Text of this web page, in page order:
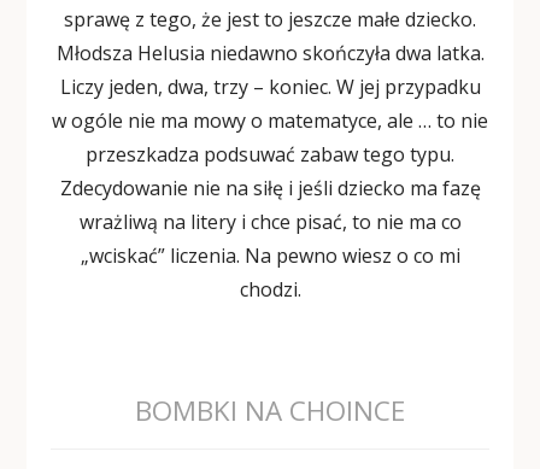
sprawę z tego, że jest to jeszcze małe dziecko.
Młodsza Helusia niedawno skończyła dwa latka.
Liczy jeden, dwa, trzy – koniec. W jej przypadku
w ogóle nie ma mowy o matematyce, ale … to nie
przeszkadza podsuwać zabaw tego typu.
Zdecydowanie nie na siłę i jeśli dziecko ma fazę
wrażliwą na litery i chce pisać, to nie ma co
„wciskać” liczenia. Na pewno wiesz o co mi
chodzi.
BOMBKI NA CHOINCE